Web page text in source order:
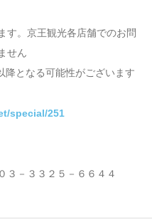
す。京王観光各店舗でのお問
せん
となる可能性がございます
special/251
－３３２５－６６４４